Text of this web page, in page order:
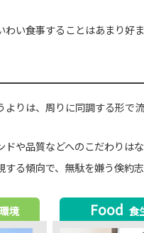
い食事することはあまり好ま
よりは、周りに同調する形で
や品質などへのこだわりはな
る傾向で、無駄を嫌う倹約志
境 Food 食